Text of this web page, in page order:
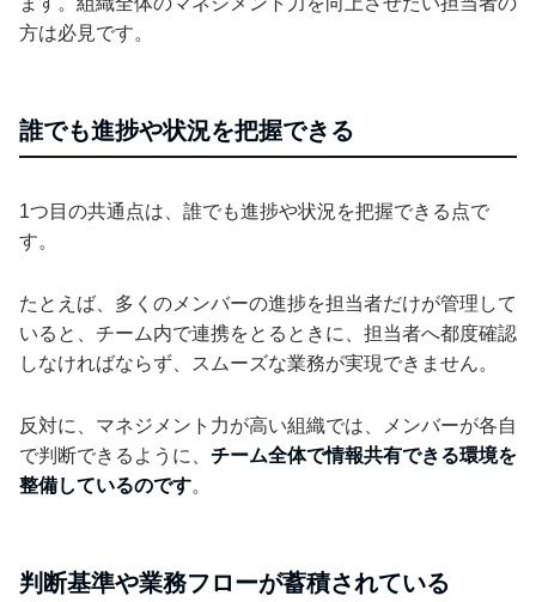
方は必見です。
誰でも進捗や状況を把握できる
1つ目の共通点は、誰でも進捗や状況を把握できる点で
す。
たとえば、多くのメンバーの進捗を担当者だけが管理して
いると、チーム内で連携をとるときに、担当者へ都度確認
しなければならず、スムーズな業務が実現できません。
反対に、マネジメント力が高い組織では、メンバーが各自
で判断できるように、 チーム全体で情報共有できる環境を
整備しているのです。
判断基準や業務フローが蓄積されている